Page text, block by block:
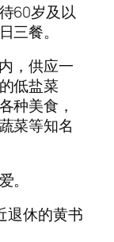
60岁及以
三餐。
，供应一
低盐菜
种美食，
菜等知名
。
退休的黄书